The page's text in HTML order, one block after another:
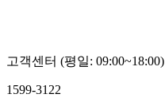
고객센터 (평일: 09:00~18:00)
1599-3122